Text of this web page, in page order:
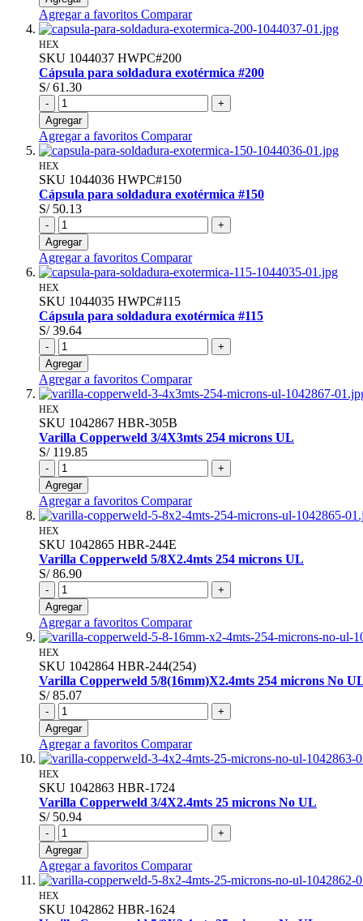
Agregar a favoritos Comparar
HEX
SKU 1044037 HWPC#200
Cápsula para soldadura exotérmica #200
S/ 61.30
-
+
Agregar
Agregar a favoritos Comparar
HEX
SKU 1044036 HWPC#150
Cápsula para soldadura exotérmica #150
S/ 50.13
-
+
Agregar
Agregar a favoritos Comparar
HEX
SKU 1044035 HWPC#115
Cápsula para soldadura exotérmica #115
S/ 39.64
-
+
Agregar
Agregar a favoritos Comparar
HEX
SKU 1042867 HBR-305B
Varilla Copperweld 3/4X3mts 254 microns UL
S/ 119.85
-
+
Agregar
Agregar a favoritos Comparar
HEX
SKU 1042865 HBR-244E
Varilla Copperweld 5/8X2.4mts 254 microns UL
S/ 86.90
-
+
Agregar
Agregar a favoritos Comparar
HEX
SKU 1042864 HBR-244(254)
Varilla Copperweld 5/8(16mm)X2.4mts 254 microns No
S/ 85.07
-
+
Agregar
Agregar a favoritos Comparar
HEX
SKU 1042863 HBR-1724
Varilla Copperweld 3/4X2.4mts 25 microns No UL
S/ 50.94
-
+
Agregar
Agregar a favoritos Comparar
HEX
SKU 1042862 HBR-1624